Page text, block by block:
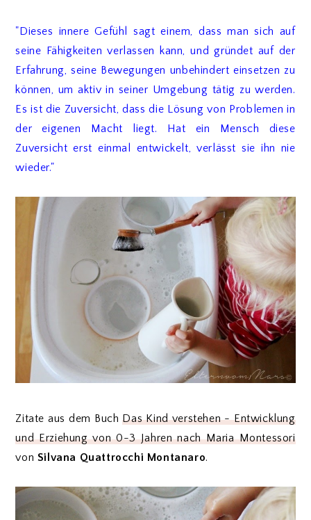
"Dieses innere Gefühl sagt einem, dass man sich auf
seine Fähigkeiten verlassen kann, und gründet auf der
Erfahrung, seine Bewegungen unbehindert einsetzen zu
können, um aktiv in seiner Umgebung tätig zu werden.
Es ist die Zuversicht, dass die Lösung von Problemen in
der eigenen Macht liegt. Hat ein Mensch diese
Zuversicht erst einmal entwickelt, verlässt sie ihn nie
wieder."
Zitate aus dem BuchDas Kind verstehen - Entwicklung
und Erziehung von 0-3 Jahren nach Maria Montessori
von Silvana Quattrocchi Montanaro.